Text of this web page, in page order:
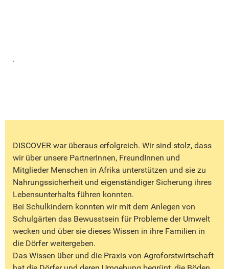
.
DISCOVER war überaus erfolgreich. Wir sind stolz, dass
wir über unsere PartnerInnen, FreundInnen und
Mitglieder Menschen in Afrika unterstützen und sie zu
Nahrungssicherheit und eigenständiger Sicherung ihres
Lebensunterhalts führen konnten.
Bei Schulkindern konnten wir mit dem Anlegen von
Schulgärten das Bewusstsein für Probleme der Umwelt
wecken und über sie dieses Wissen in ihre Familien in
die Dörfer weitergeben.
Das Wissen über und die Praxis von Agroforstwirtschaft